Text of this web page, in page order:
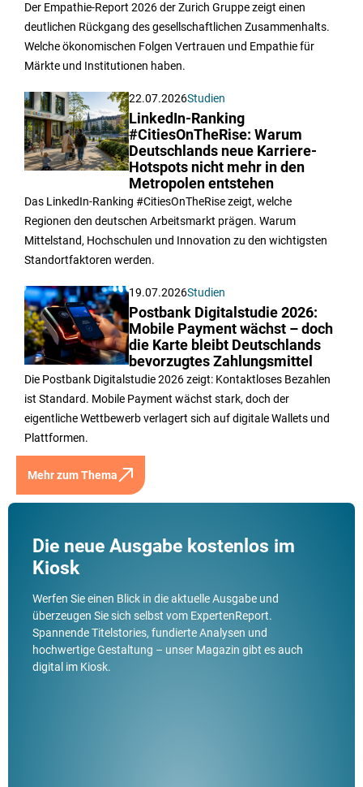
Der Empathie-Report 2026 der Zurich Gruppe zeigt einen
deutlichen Rückgang des gesellschaftlichen Zusammenhalts.
Welche ökonomischen Folgen Vertrauen und Empathie für
Märkte und Institutionen haben.
22.07.2026Studien
LinkedIn-Ranking
#CitiesOnTheRise: Warum
Deutschlands neue Karriere-
Hotspots nicht mehr in den
Metropolen entstehen
Das LinkedIn-Ranking #CitiesOnTheRise zeigt, welche
Regionen den deutschen Arbeitsmarkt prägen. Warum
Mittelstand, Hochschulen und Innovation zu den wichtigsten
Standortfaktoren werden.
19.07.2026Studien
Postbank Digitalstudie 2026:
Mobile Payment wächst – doch
die Karte bleibt Deutschlands
bevorzugtes Zahlungsmittel
Die Postbank Digitalstudie 2026 zeigt: Kontaktloses Bezahlen
ist Standard. Mobile Payment wächst stark, doch der
eigentliche Wettbewerb verlagert sich auf digitale Wallets und
Plattformen.
Mehr zum Thema
Die neue Ausgabe kostenlos im
Kiosk
Werfen Sie einen Blick in die aktuelle Ausgabe und
überzeugen Sie sich selbst vom ExpertenReport.
Spannende Titelstories, fundierte Analysen und
hochwertige Gestaltung – unser Magazin gibt es auch
digital im Kiosk.